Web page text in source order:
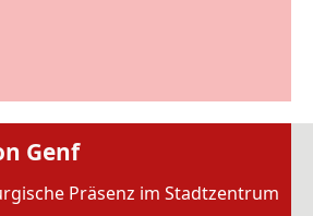
Genf
Präsenz im Stadtzentrum